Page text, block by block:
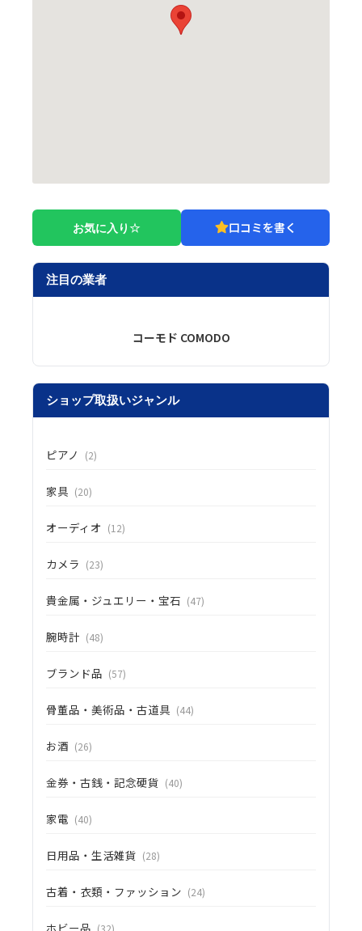
お気に入り 口コミを書く
注目の業者
コーモド COMODO
ショップ取扱いジャンル
ピアノ (2)
家具 (20)
オーディオ (12)
カメラ (23)
貴金属・ジュエリー・宝石 (47)
腕時計 (48)
ブランド品 (57)
骨董品・美術品・古道具 (44)
お酒 (26)
金券・古銭・記念硬貨 (40)
家電 (40)
日用品・生活雑貨 (28)
古着・衣類・ファッション (24)